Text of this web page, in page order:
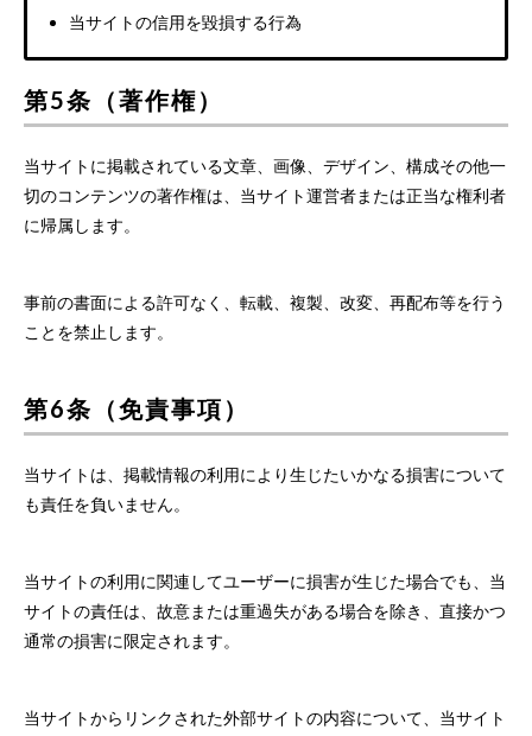
当サイトの信用を毀損する行為
第5条（著作権）
当サイトに掲載されている文章、画像、デザイン、構成その他一
切のコンテンツの著作権は、当サイト運営者または正当な権利者
に帰属します。
事前の書面による許可なく、転載、複製、改変、再配布等を行う
ことを禁止します。
第6条（免責事項）
当サイトは、掲載情報の利用により生じたいかなる損害について
も責任を負いません。
当サイトの利用に関連してユーザーに損害が生じた場合でも、当
サイトの責任は、故意または重過失がある場合を除き、直接かつ
通常の損害に限定されます。
当サイトからリンクされた外部サイトの内容について、当サイト